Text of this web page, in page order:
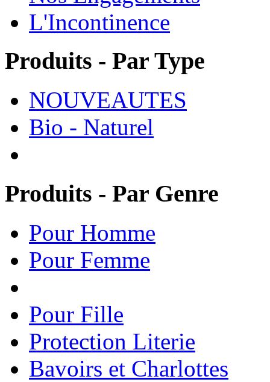
L'Incontinence
Produits - Par Type
NOUVEAUTES
Bio - Naturel
Produits - Par Genre
Pour Homme
Pour Femme
Pour Fille
Protection Literie
Bavoirs et Charlottes